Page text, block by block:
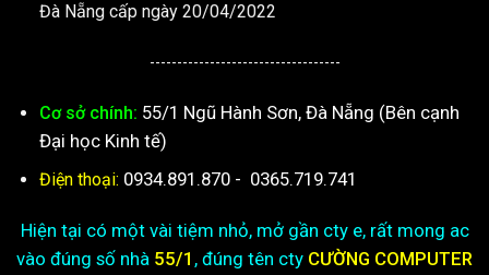
Đà Nẵng cấp ngày 20/04/2022
-----------------------------------
Cơ sở chính: 55/1 Ngũ Hành Sơn, Đà Nẵng (Bên cạnh
Đại học Kinh tế)
Điện thoại: 0934.891.870 - 0365.719.741
Hiện tại có một vài tiệm nhỏ, mở gần cty e, rất mong ac
vào đúng số nhà 55/1 , đúng tên cty CƯỜNG COMPUTER